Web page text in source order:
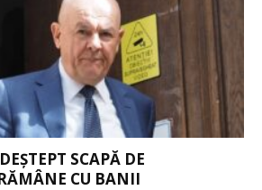
SCAPĂ DE
CU BANII